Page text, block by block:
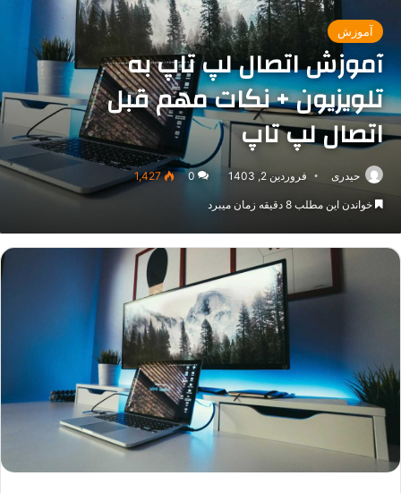
آموزش
آموزش اتصال لپ تاپ به
تلویزیون + نکات مهم قبل
اتصال لپ تاپ
حیدری فروردین 2, 1403 0
1,427
خواندن این مطلب 8 دقیقه زمان میبرد